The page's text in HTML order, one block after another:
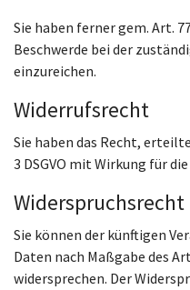
Sie haben ferner gem. Art.
Beschwerde bei der
einzureichen.
Widerrufsrecht
Sie haben das Recht,
3 DSGVO mit Wirkung für
Widerspruchsrecht
Sie können der künftigen
Daten nach Maßgabe des
widersprechen. Der